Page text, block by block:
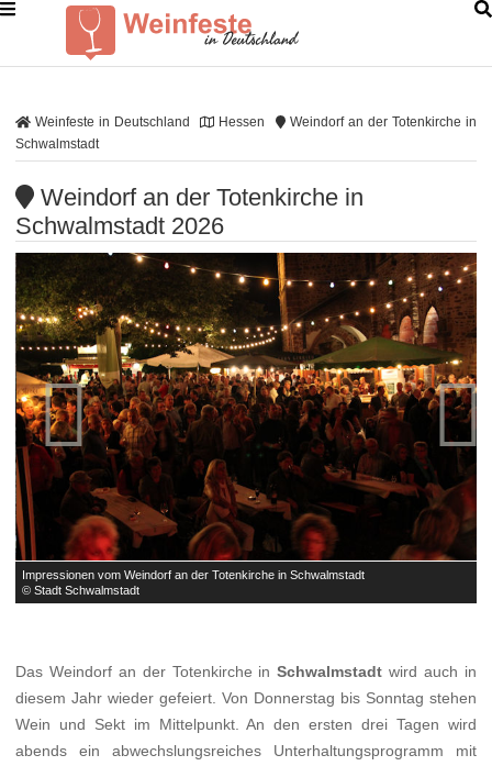
Weinfeste in Deutschland Hessen
Weindorf an der Totenkirche in
Schwalmstadt
Weindorf an der Totenkirche in
Schwalmstadt 2026
Impressionen vom Weindorf an der Totenkirche in Schwalmstadt
© Stadt Schwalmstadt
 
Das Weindorf an der Totenkirche inSchwalmstadt wird auch in
diesem Jahr wieder gefeiert. Von Donnerstag bis Sonntag stehen
Wein und Sekt im Mittelpunkt. An den ersten drei Tagen wird
abends ein abwechslungsreiches Unterhaltungsprogramm mit